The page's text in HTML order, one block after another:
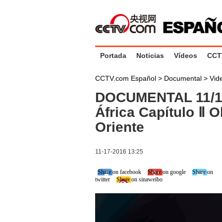
Portada Noticias Vídeos
CCTV.com Español > Documental >
DOCUMENTAL
África Capítulo Ⅱ
Oriente
11-17-2016 13:25
Share on facebook Share on google
Share on
twitter
Share on sinaweibo